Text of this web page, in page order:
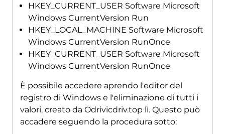
HKEY_CURRENT_USER Software Microsoft
Windows CurrentVersion Run
HKEY_LOCAL_MACHINE Software Microsoft
Windows CurrentVersion RunOnce
HKEY_CURRENT_USER Software Microsoft
Windows CurrentVersion RunOnce
È possibile accedere aprendo l'editor del
registro di Windows e l'eliminazione di tutti i
valori, creato da Odrivicdriv.top lì. Questo può
accadere seguendo la procedura sotto: